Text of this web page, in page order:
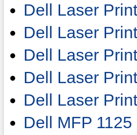
Dell Laser
Dell Laser
Dell Laser
Dell Laser
Dell Laser
Dell MFP